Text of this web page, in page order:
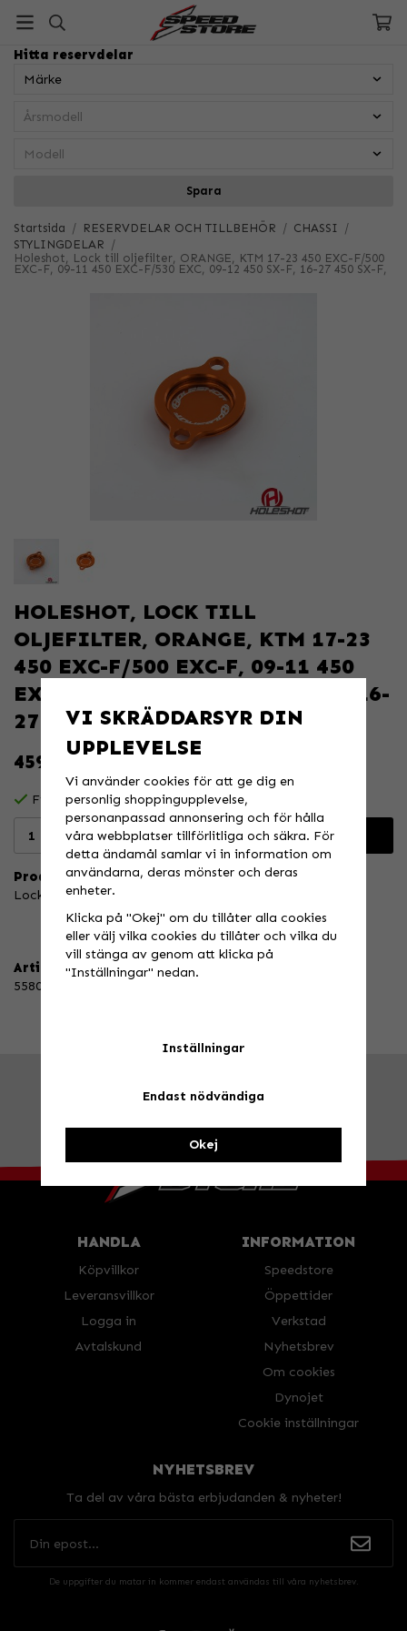
Hitta reservdelar
Spara
Startsida / RESERVDELAR OCH TILLBEHÖR / CHASSI /
STYLINGDELAR /
Holeshot, Lock till oljefilter, ORANGE, KTM 17-23 450 EXC-F/500
EXC-F, 09-11 450 EXC-F/530 EXC, 09-12 450 SX-F, 16-27 450 SX-F,
HOLESHOT, LOCK TILL
OLJEFILTER, ORANGE, KTM 17-23
450 EXC-F/500 EXC-F, 09-11 450
EXC-F/530 EXC, 09-12 450 SX-F, 16-
27 450 SX-F,
459 KR
Finns i lager för omgående leverans
Lägg i varukorgen
Produktbeskrivning:
Lock till oljefilter i eloxerad aluminium
Artikelnummer:
55807
Tel. 026-270030 /info@speedstore.nu
HANDLA
Köpvillkor
Leveransvillkor
Logga in
Avtalskund
INFORMATION
Speedstore
Öppettider
Verkstad
Nyhetsbrev
Om cookies
Dynojet
Cookie inställningar
NYHETSBREV
Ta del av våra bästa erbjudanden & nyheter!
De uppgifter du matar in kommer endast användas till våra nyhetsbrev.
VI SKRÄDDARSYR DIN
UPPLEVELSE
Vi använder cookies för att ge dig en
personlig shoppingupplevelse,
personanpassad annonsering och för hålla
våra webbplatser tillförlitliga och säkra. För
detta ändamål samlar vi in information om
användarna, deras mönster och deras
enheter.
Klicka på "Okej" om du tillåter alla cookies
eller välj vilka cookies du tillåter och vilka du
vill stänga av genom att klicka på
"Inställningar" nedan.
Inställningar
Endast nödvändiga
Okej